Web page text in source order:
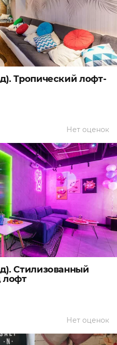
Тропический лофт-
Нет оценок
Стилизованный
лофт
Нет оценок